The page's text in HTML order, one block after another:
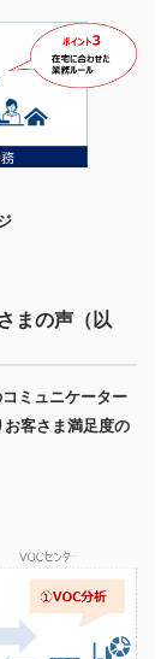
まの声（以
ミュニケーター
客さま満足度の